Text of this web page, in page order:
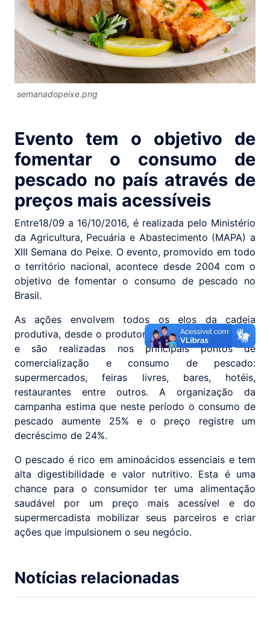
semanadopeixe.png
Evento tem o objetivo de
fomentar o consumo de
pescado no país através de
preços mais acessíveis
Entre18/09 a 16/10/2016, é realizada pelo Ministério
da Agricultura, Pecuária e Abastecimento (MAPA) a
XIII Semana do Peixe. O evento, promovido em todo
o território nacional, acontece desde 2004 com o
objetivo de fomentar o consumo de pescado no
Brasil.
As ações envolvem todos os elos da cadeia
produtiva, desde o produtor até o consumidor final,
e são realizadas nos principais pontos de
comercialização e consumo de pescado:
supermercados, feiras livres, bares, hotéis,
restaurantes entre outros. A organização da
campanha estima que neste período o consumo de
pescado aumente 25% e o preço registre um
decréscimo de 24%.
O pescado é rico em aminoácidos essenciais e tem
alta digestibilidade e valor nutritivo. Esta é uma
chance para o consumidor ter uma alimentação
saudável por um preço mais acessível e do
supermercadista mobilizar seus parceiros e criar
ações que impulsionem o seu negócio.
Notícias relacionadas